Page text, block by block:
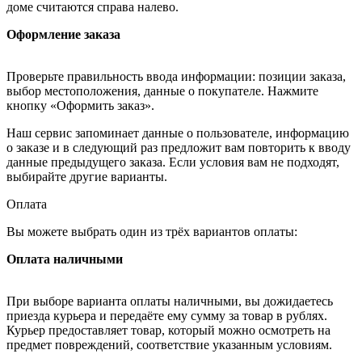
доме считаются справа налево.
Оформление заказа
Проверьте правильность ввода информации: позиции заказа,
выбор местоположения, данные о покупателе. Нажмите
кнопку «Оформить заказ».
Наш сервис запоминает данные о пользователе, информацию
о заказе и в следующий раз предложит вам повторить к вводу
данные предыдущего заказа. Если условия вам не подходят,
выбирайте другие варианты.
Оплата
Вы можете выбрать один из трёх вариантов оплаты:
Оплата наличными
При выборе варианта оплаты наличными, вы дожидаетесь
приезда курьера и передаёте ему сумму за товар в рублях.
Курьер предоставляет товар, который можно осмотреть на
предмет повреждений, соответствие указанным условиям.